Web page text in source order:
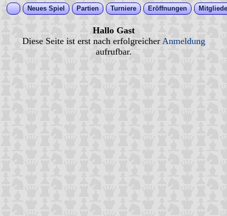
Neues Spiel Partien Turniere Eröffnungen
Hallo Gast
Diese Seite ist erst nach erfolgreicher Anmeldung
aufrufbar.